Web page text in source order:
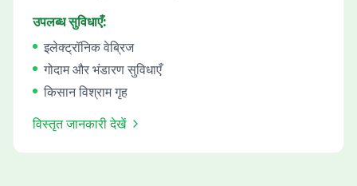
उपलब्ध सुविधाएँ:
इलेक्ट्रॉनिक वेब्रिज
गोदाम और भंडारण सुविधाएँ
किसान विश्राम गृह
विस्तृत जानकारी देखें